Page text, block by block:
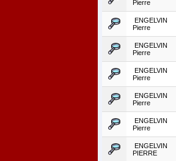
Pierre
ENGELVIN
Pierre
ENGELVIN
Pierre
ENGELVIN
Pierre
ENGELVIN
Pierre
ENGELVIN
Pierre
ENGELVIN
PIERRE